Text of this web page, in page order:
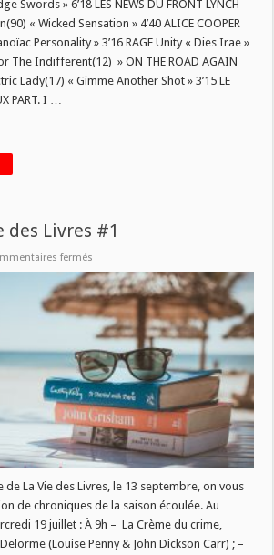
20
Juillet
2017
Swords » 6’18 LES NEWS DU FRONT LYNCH
« Wicked Sensation » 4’40 ALICE COOPER
Personality » 3’16 RAGE Unity « Dies Irae »
The Indifferent(12) » ON THE ROAD AGAIN
Lady(17) « Gimme Another Shot » 3’15 LE
PART. I …
des Livres #1
fermés
de
La
Vie
des
Livres
#1
de La Vie des Livres, le 13 septembre, on vous
de chroniques de la saison écoulée. Au
19 juillet : À 9h – La Crème du crime,
(Louise Penny & John Dickson Carr) ; –